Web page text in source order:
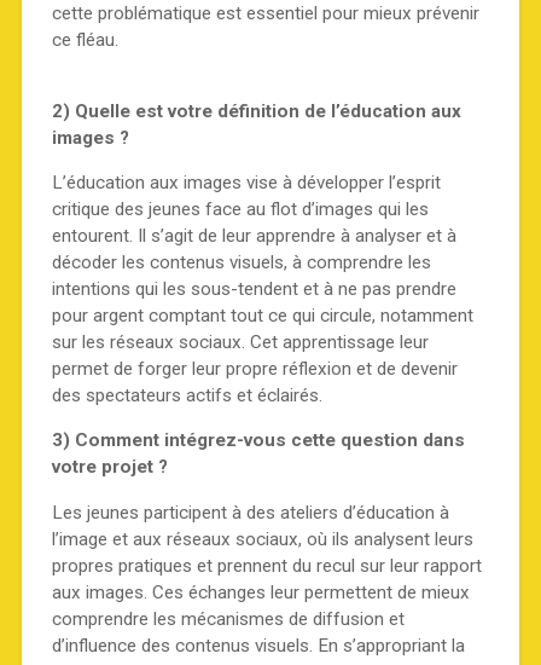
cette problématique est essentiel pour mieux prévenir
ce fléau.
2) Quelle est votre définition de l’éducation aux
images ?
L’éducation aux images vise à développer l’esprit
critique des jeunes face au flot d’images qui les
entourent. Il s’agit de leur apprendre à analyser et à
décoder les contenus visuels, à comprendre les
intentions qui les sous-tendent et à ne pas prendre
pour argent comptant tout ce qui circule, notamment
sur les réseaux sociaux. Cet apprentissage leur
permet de forger leur propre réflexion et de devenir
des spectateurs actifs et éclairés.
3) Comment intégrez-vous cette question dans
votre projet ?
Les jeunes participent à des ateliers d’éducation à
l’image et aux réseaux sociaux, où ils analysent leurs
propres pratiques et prennent du recul sur leur rapport
aux images. Ces échanges leur permettent de mieux
comprendre les mécanismes de diffusion et
d’influence des contenus visuels. En s’appropriant la